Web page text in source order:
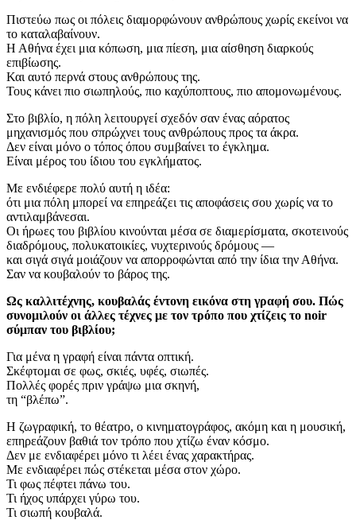
Πιστεύω πως οι πόλεις διαμορφώνουν ανθρώπους χωρίς εκείνοι να
το καταλαβαίνουν.
Η Αθήνα έχει μια κόπωση, μια πίεση, μια αίσθηση διαρκούς
επιβίωσης.
Και αυτό περνά στους ανθρώπους της.
Τους κάνει πιο σιωπηλούς, πιο καχύποπτους, πιο απομονωμένους.
Στο βιβλίο, η πόλη λειτουργεί σχεδόν σαν ένας αόρατος
μηχανισμός που σπρώχνει τους ανθρώπους προς τα άκρα.
Δεν είναι μόνο ο τόπος όπου συμβαίνει το έγκλημα.
Είναι μέρος του ίδιου του εγκλήματος.
Με ενδιέφερε πολύ αυτή η ιδέα:
ότι μια πόλη μπορεί να επηρεάζει τις αποφάσεις σου χωρίς να το
αντιλαμβάνεσαι.
Οι ήρωες του βιβλίου κινούνται μέσα σε διαμερίσματα, σκοτεινούς
διαδρόμους, πολυκατοικίες, νυχτερινούς δρόμους —
και σιγά σιγά μοιάζουν να απορροφώνται από την ίδια την Αθήνα.
Σαν να κουβαλούν το βάρος της.
Ως καλλιτέχνης, κουβαλάς έντονη εικόνα στη γραφή σου. Πώς
συνομιλούν οι άλλες τέχνες με τον τρόπο που χτίζεις το noir
σύμπαν του βιβλίου;
Για μένα η γραφή είναι πάντα οπτική.
Σκέφτομαι σε φως, σκιές, υφές, σιωπές.
Πολλές φορές πριν γράψω μια σκηνή,
τη “βλέπω”.
Η ζωγραφική, το θέατρο, ο κινηματογράφος, ακόμη και η μουσική,
επηρεάζουν βαθιά τον τρόπο που χτίζω έναν κόσμο.
Δεν με ενδιαφέρει μόνο τι λέει ένας χαρακτήρας.
Με ενδιαφέρει πώς στέκεται μέσα στον χώρο.
Τι φως πέφτει πάνω του.
Τι ήχος υπάρχει γύρω του.
Τι σιωπή κουβαλά.